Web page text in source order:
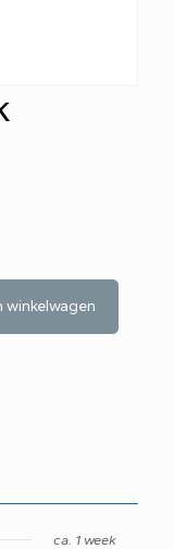
winkelwagen
ca. 1 week